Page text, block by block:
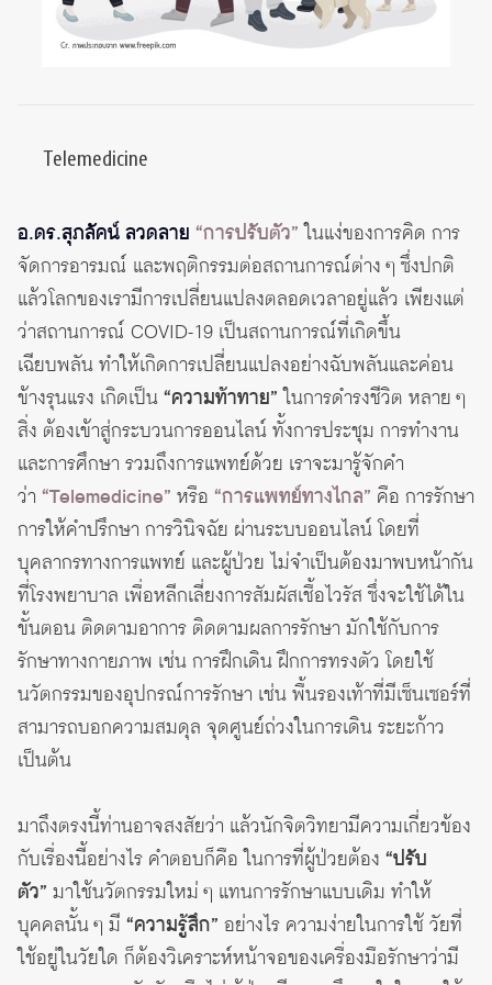
Telemedicine
อ.ดร.สุภลัคน์ ลวดลาย “การปรับตัว”ในแง่ของการคิด การ
จัดการอารมณ์ และพฤติกรรมต่อสถานการณ์ต่าง ๆ ซึ่งปกติ
แล้วโลกของเรามีการเปลี่ยนแปลงตลอดเวลาอยู่แล้ว เพียงแต่
ว่าสถานการณ์ COVID-19 เป็นสถานการณ์ที่เกิดขึ้น
เฉียบพลัน ทำให้เกิดการเปลี่ยนแปลงอย่างฉับพลันและค่อน
ข้างรุนแรง เกิดเป็น“ความท้าทาย”ในการดำรงชีวิต หลาย ๆ
สิ่ง ต้องเข้าสู่กระบวนการออนไลน์ ทั้งการประชุม การทำงาน
และการศึกษา รวมถึงการแพทย์ด้วย เราจะมารู้จักคำ
ว่า “Telemedicine” หรือ “การแพทย์ทางไกล” คือ การรักษา
การให้คำปรึกษา การวินิจฉัย ผ่านระบบออนไลน์ โดยที่
บุคลากรทางการแพทย์ และผู้ป่วย ไม่จำเป็นต้องมาพบหน้ากัน
ที่โรงพยาบาล เพื่อหลีกเลี่ยงการสัมผัสเชื้อไวรัส ซึ่งจะใช้ได้ใน
ขั้นตอน ติดตามอาการ ติดตามผลการรักษา มักใช้กับการ
รักษาทางกายภาพ เช่น การฝึกเดิน ฝึกการทรงตัว โดยใช้
นวัตกรรมของอุปกรณ์การรักษา เช่น พื้นรองเท้าที่มีเซ็นเซอร์ที่
สามารถบอกความสมดุล จุดศูนย์ถ่วงในการเดิน ระยะก้าว
เป็นต้น
มาถึงตรงนี้ท่านอาจสงสัยว่า แล้วนักจิตวิทยามีความเกี่ยวข้อง
กับเรื่องนี้อย่างไร คำตอบก็คือ ในการที่ผู้ป่วยต้อง “ปรับ
ตัว” มาใช้นวัตกรรมใหม่ ๆ แทนการรักษาแบบเดิม ทำให้
บุคคลนั้น ๆ มี “ความรู้สึก” อย่างไร ความง่ายในการใช้ วัยที่
ใช้อยู่ในวัยใด ก็ต้องวิเคราะห์หน้าจอของเครื่องมือรักษาว่ามี